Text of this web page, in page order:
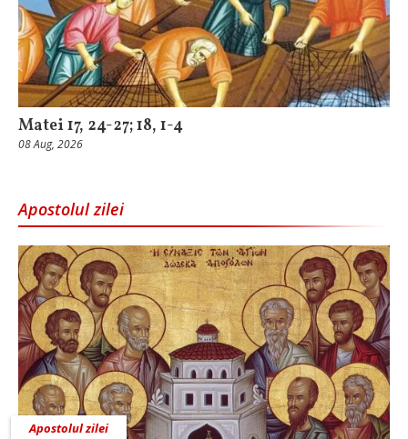
Matei 17, 24-27; 18, 1-4
08 Aug, 2026
Apostolul zilei
Apostolul zilei